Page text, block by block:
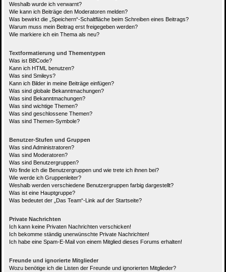
Weshalb wurde ich verwarnt?
Wie kann ich Beiträge den Moderatoren melden?
Was bewirkt die „Speichern“-Schaltfläche beim Schreiben eines Beitrags?
Warum muss mein Beitrag erst freigegeben werden?
Wie markiere ich ein Thema als neu?
Textformatierung und Thementypen
Was ist BBCode?
Kann ich HTML benutzen?
Was sind Smileys?
Kann ich Bilder in meine Beiträge einfügen?
Was sind globale Bekanntmachungen?
Was sind Bekanntmachungen?
Was sind wichtige Themen?
Was sind geschlossene Themen?
Was sind Themen-Symbole?
Benutzer-Stufen und Gruppen
Was sind Administratoren?
Was sind Moderatoren?
Was sind Benutzergruppen?
Wo finde ich die Benutzergruppen und wie trete ich ihnen bei?
Wie werde ich Gruppenleiter?
Weshalb werden verschiedene Benutzergruppen farbig dargestellt?
Was ist eine Hauptgruppe?
Was bedeutet der „Das Team“-Link auf der Startseite?
Private Nachrichten
Ich kann keine Privaten Nachrichten verschicken!
Ich bekomme ständig unerwünschte Private Nachrichten!
Ich habe eine Spam-E-Mail von einem Mitglied dieses Forums erhalten!
Freunde und ignorierte Mitglieder
Wozu benötige ich die Listen der Freunde und ignorierten Mitglieder?